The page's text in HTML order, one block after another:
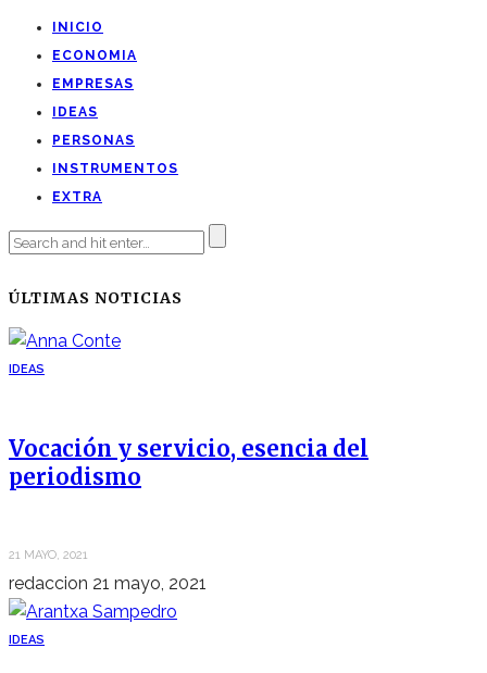
INICIO
ECONOMIA
EMPRESAS
IDEAS
PERSONAS
INSTRUMENTOS
EXTRA
ÚLTIMAS NOTICIAS
IDEAS
Vocación y servicio, esencia del
periodismo
21 MAYO, 2021
redaccion 21 mayo, 2021
IDEAS